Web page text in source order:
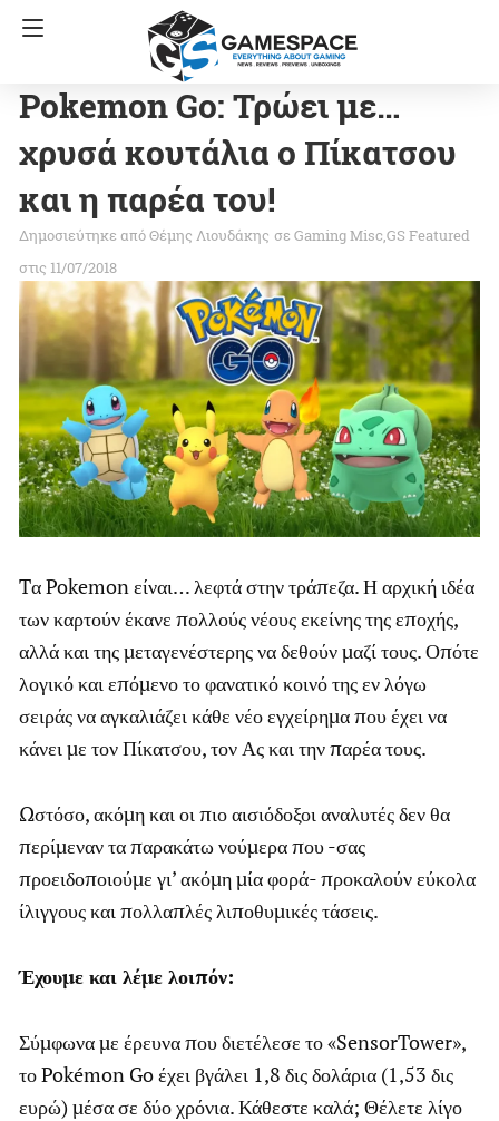
Pokemon Go: Τρώει με…
χρυσά κουτάλια ο Πίκατσου
και η παρέα του!
Θέμης Λιουδάκης σε Gaming Misc GS Featured
στις 11/07/2018
Tα Pokemon είναι… λεφτά στην τράπεζα. Η αρχική ιδέα
των καρτούν έκανε πολλούς νέους εκείνης της εποχής,
αλλά και της μεταγενέστερης να δεθούν μαζί τους. Οπότε
λογικό και επόμενο το φανατικό κοινό της εν λόγω
σειράς να αγκαλιάζει κάθε νέο εγχείρημα που έχει να
κάνει με τον Πίκατσου, τον Ας και την παρέα τους.
Ωστόσο, ακόμη και οι πιο αισιόδοξοι αναλυτές δεν θα
περίμεναν τα παρακάτω νούμερα που -σας
προειδοποιούμε γι’ ακόμη μία φορά- προκαλούν εύκολα
ίλιγγους και πολλαπλές λιποθυμικές τάσεις.
Έχουμε και λέμε λοιπόν:
Σύμφωνα με έρευνα που διετέλεσε το «SensorTower»,
το Pokémon Go έχει βγάλει 1,8 δις δολάρια (1,53 δις
ευρώ) μέσα σε δύο χρόνια. Κάθεστε καλά; Θέλετε λίγο